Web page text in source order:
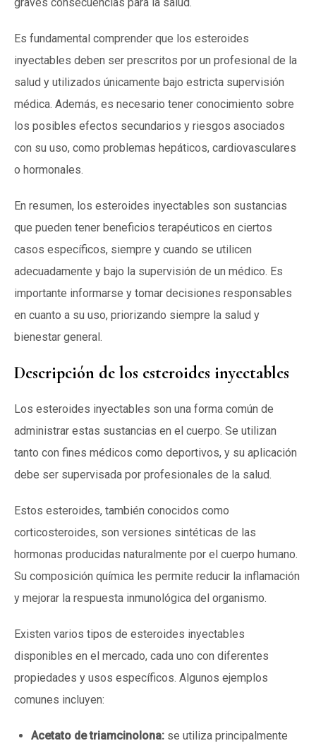
Es fundamental comprender que los esteroides
inyectables deben ser prescritos por un profesional de la
salud y utilizados únicamente bajo estricta supervisión
médica. Además, es necesario tener conocimiento sobre
los posibles efectos secundarios y riesgos asociados
con su uso, como problemas hepáticos, cardiovasculares
o hormonales.
En resumen, los esteroides inyectables son sustancias
que pueden tener beneficios terapéuticos en ciertos
casos específicos, siempre y cuando se utilicen
adecuadamente y bajo la supervisión de un médico. Es
importante informarse y tomar decisiones responsables
en cuanto a su uso, priorizando siempre la salud y
bienestar general.
Descripción de los esteroides inyectables
Los esteroides inyectables son una forma común de
administrar estas sustancias en el cuerpo. Se utilizan
tanto con fines médicos como deportivos, y su aplicación
debe ser supervisada por profesionales de la salud.
Estos esteroides, también conocidos como
corticosteroides, son versiones sintéticas de las
hormonas producidas naturalmente por el cuerpo humano.
Su composición química les permite reducir la inflamación
y mejorar la respuesta inmunológica del organismo.
Existen varios tipos de esteroides inyectables
disponibles en el mercado, cada uno con diferentes
propiedades y usos específicos. Algunos ejemplos
comunes incluyen:
Acetato de triamcinolona: se utiliza principalmente